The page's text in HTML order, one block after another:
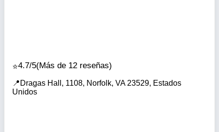
4.7/5(Más de 12 reseñas)
Dragas Hall, 1108, Norfolk, VA 23529, Estados
Unidos